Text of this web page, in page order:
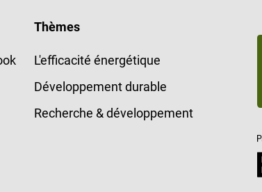
Thèmes
L'efficacité énergétique
Développement durable
Recherche & développement